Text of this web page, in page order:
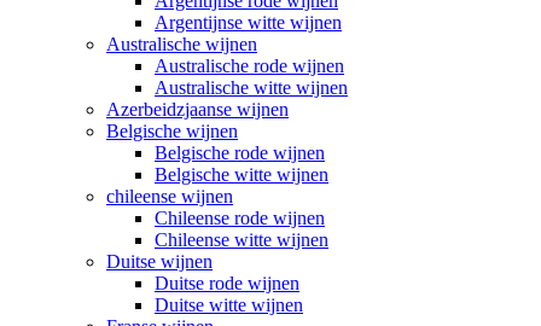
Argentijnse witte wijnen
Australische wijnen
Australische rode wijnen
Australische witte wijnen
Azerbeidzjaanse wijnen
Belgische wijnen
Belgische rode wijnen
Belgische witte wijnen
chileense wijnen
Chileense rode wijnen
Chileense witte wijnen
Duitse wijnen
Duitse rode wijnen
Duitse witte wijnen